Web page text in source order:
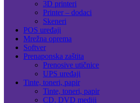
3D printeri
Printer – dodaci
Skeneri
POS uređaji
Mrežna oprema
Softver
Prenaponska zaštita
Prenosive utičnice
UPS uređaji
Tinte, toneri, papir
Tinte, toneri, papir
CD, DVD mediji